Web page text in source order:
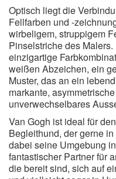
Optisch liegt die
Fellfarben und -
wirbeligem, struppigem
Pinselstriche des
einzigartige
weißen Abzeichen, ein
Muster, das an ein
markante,
unverwechselbares
Van Gogh ist ideal für
Begleithund, der gerne
dabei seine Umgebung
fantastischer Partner für
die bereit sind, sich auf